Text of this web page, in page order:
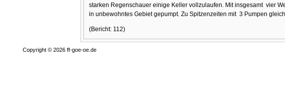
starken Regenschauer einige Keller vollzulaufen. Mit insgesamt vier
in unbewohntes Gebiet gepumpt. Zu Spitzenzeiten mit 3 Pumpen
(Bericht: 112)
Copyright © 2026 ff-goe-oe.de